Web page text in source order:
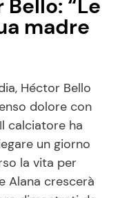
“Le
madre
Héctor Bello
dolore con
calciatore ha
un giorno
la vita per
Alana crescerà